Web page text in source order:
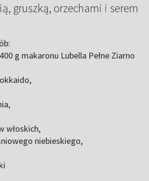
gruszką, orzechami i serem
g makaronu Lubella Pełne Ziarno
włoskich,
niebieskiego,